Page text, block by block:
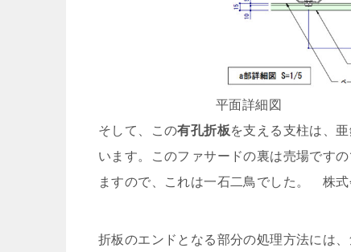
平面詳細図
そして、この有孔折板を支える支柱は、
います。このファサードの裏は売場です
ますので、これは一石二鳥でした。 株
折板のエンドとなる部分の処理方法には